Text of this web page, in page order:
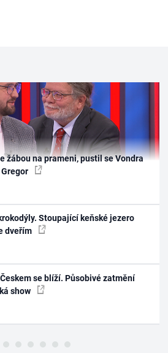
žábou na prameni, pustil se Vondra
Stoupající keňské jezero
dveřím
se blíží. Působivé zatmění
show